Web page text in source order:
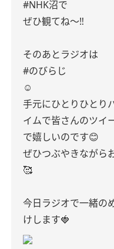
#NHK沼で
ぜひ観てね〜‼︎
そのあとラジオは
#のびらじ
☺︎
手元にひとりひとり
イムで皆さんのツイ
で嬉しいのです😊
ぜひつぶやきながら
🥰
今日ラジオで一緒の
けします🍓